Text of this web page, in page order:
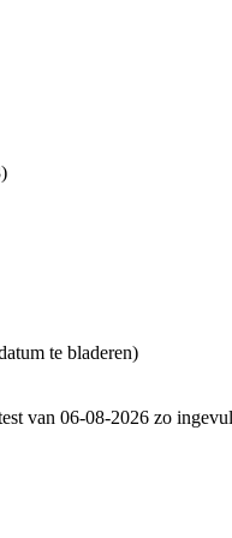
te bladeren)
van 06-08-2026 zo